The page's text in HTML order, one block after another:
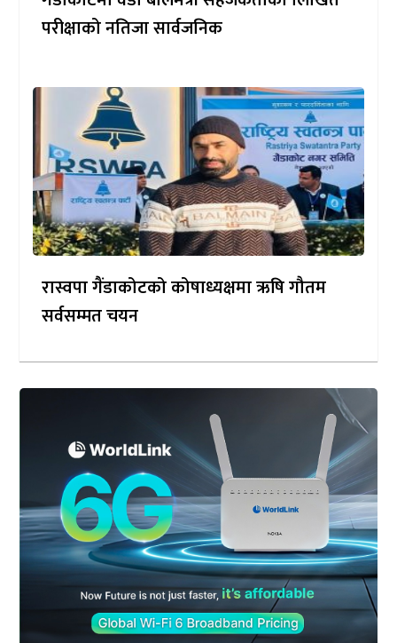
परीक्षाको नतिजा सार्वजनिक
रास्वपा गैंडाकोटको कोषाध्यक्षमा ऋषि गौतम
सर्वसम्मत चयन